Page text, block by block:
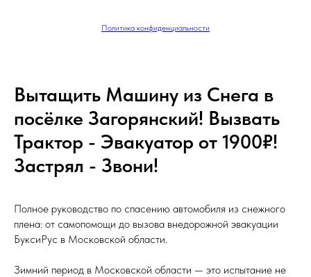
Политика конфиденциальности
Вытащить Машину из Снега в
посёлке Загорянский! Вызвать
Трактор - Эвакуатор от 1900₽!
Застрял - Звони!
Полное руководство по спасению автомобиля из снежного
плена: от самопомощи до вызова внедорожной эвакуации
БуксиРус в Московской области.
Зимний период в Московской области — это испытание не